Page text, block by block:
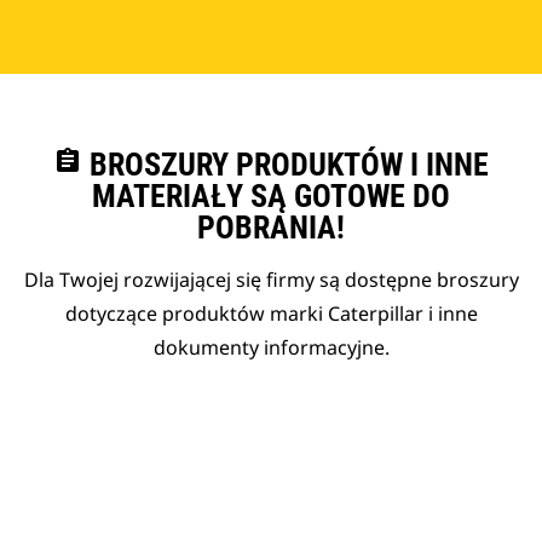
assignment BROSZURY PRODUKTÓW I INNE
MATERIAŁY SĄ GOTOWE DO
POBRANIA!
Dla Twojej rozwijającej się firmy są dostępne broszury
dotyczące produktów marki Caterpillar i inne
dokumenty informacyjne.